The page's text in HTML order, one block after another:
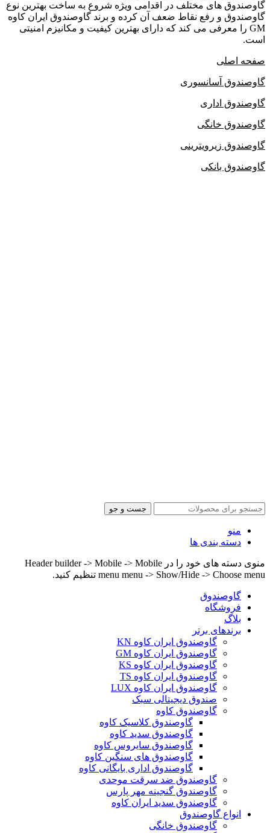
گاوصندوق های مختلف در اقدامی ویژه شروع به ساخت بهترین نوع
گاوصندوق و رفع نقاط ضعف آن کرده و برند گاوصندوق ایران کاوه
GM را معرفی می کند که دارای بهترین کیفیت و مکانیزم امنیتی
است.
صفحه اصلی
گاوصندوق آسانسوری
گاوصندوق اداری
گاوصندوق خانگی
گاوصندوق زیرویترینی
گاوصندوق بانکی
جست و جو
منو
دسته بندی ها
منوی دسته های خود را در Header builder -> Mobile -> Mobile
menu menu -> Show/Hide -> Choose menu تنظیم کنید.
گاوصندوق
فروشگاه
بلاگ
برندهای برتر
گاوصندوق ایران کاوه KN
گاوصندوق ایران کاوه GM
گاوصندوق ایران کاوه KS
گاوصندوق ایران کاوه TS
گاوصندوق ایران کاوه LUX
صندوق دیجیتالی سبک
گاوصندوق کاوه
گاوصندوق کلاسیک کاوه
گاوصندوق سدید کاوه
گاوصندوق سایروس کاوه
گاوصندوق های سنگین کاوه
گاوصندوق اداری بایگانی کاوه
گاوصندوق ضد سرقت موحدی
گاوصندوق گنجینه مهر پارس
گاوصندوق سدید ایران کاوه
انواع گاوصندوق
گاوصندوق خانگی